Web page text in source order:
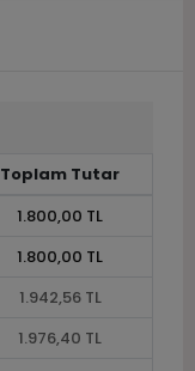
Toplam Tutar
1.800,00 TL
1.800,00 TL
1.942,56 TL
1.976,40 TL